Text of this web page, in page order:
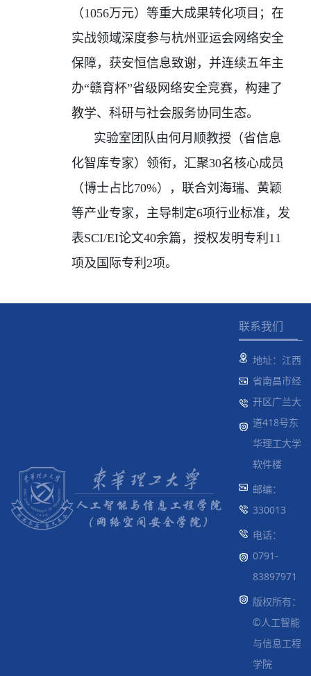
（1056万元）等重大成果转化项目；在
实战领域深度参与杭州亚运会网络安全
保障，获安恒信息致谢，并连续五年主
办“赣育杯”省级网络安全竞赛，构建了
教学、科研与社会服务协同生态。
实验室团队由何月顺教授（省信息
化智库专家）领衔，汇聚30名核心成员
（博士占比70%），联合刘海瑞、黄颖
等产业专家，主导制定6项行业标准，发
表SCI/EI论文40余篇，授权发明专利 11
项及国际专利 2项。
联系我们
地址：江西
省南昌市经
开区广兰大
道418号东
华理工大学
软件楼
邮编：
330013
电话：
0791-
83897971
版权所有：
©人工智能
与信息工程
学院